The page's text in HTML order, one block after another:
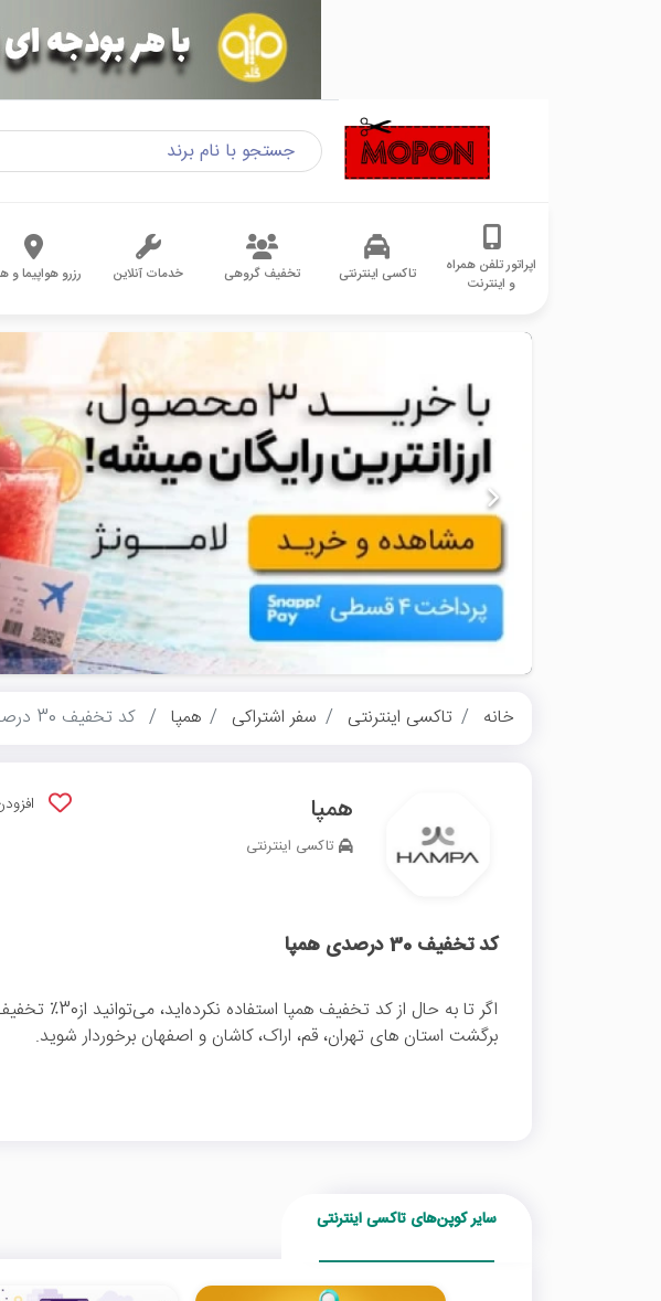
اپراتور تلفن همراه
و اینترنت
تاکسی اینترنتی تخفیف گروهی خدمات آنلاین رزرو هواپیما و
خانه تاکسی اینترنتی سفر اشتراکی همپا کد تخفیف 30 درصدی همپا
همپا
تاکسی اینترنتی
کد تخفیف 30 درصدی همپا
اگر تا به حال از کد
برگشت استان های تهران، قم، اراک، کاشان و اصفهان برخوردار شوید.
سایر کوپن‌های تاکسی اینترنتی